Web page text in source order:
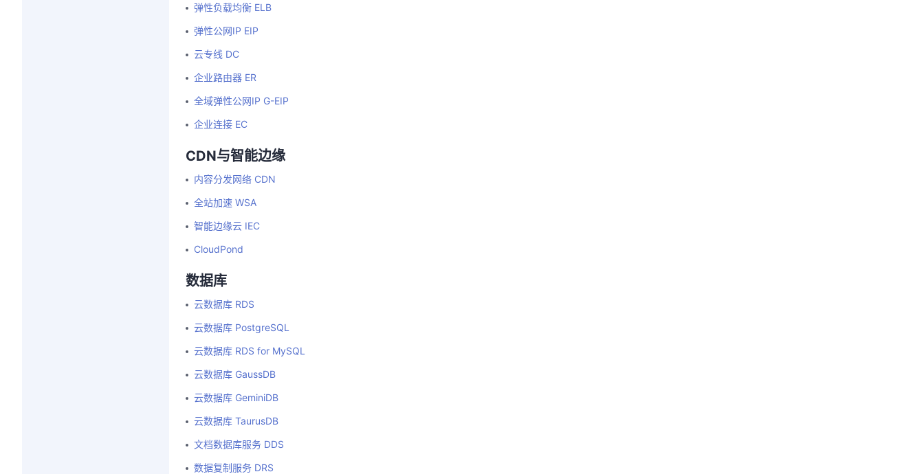
弹性负载均衡 ELB
弹性公网IP EIP
云专线 DC
企业路由器 ER
全域弹性公网IP G-EIP
企业连接 EC
CDN与智能边缘
内容分发网络 CDN
全站加速 WSA
智能边缘云 IEC
CloudPond
数据库
云数据库 RDS
云数据库 PostgreSQL
云数据库 RDS for MySQL
云数据库 GaussDB
云数据库 GeminiDB
云数据库 TaurusDB
文档数据库服务 DDS
数据复制服务 DRS